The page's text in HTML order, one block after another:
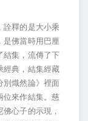
詮釋的是大小乘
是佛當時用巴厘
結集，流傳了下
經典，結集經藏
別熾然論》裡面
位來作結集。慈
心子的示現，